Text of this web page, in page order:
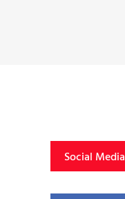
Social Media